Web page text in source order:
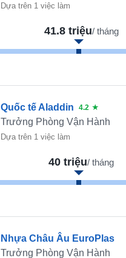
Dựa trên 1 việc làm
41.8 triệu/ tháng
Quốc tế Aladdin 4.2 ★
Trưởng Phòng Vận Hành
Dựa trên 1 việc làm
40 triệu/ tháng
Nhựa Châu Âu EuroPlas
Trưởng Phòng Vận Hành